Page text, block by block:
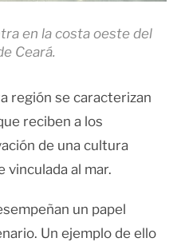
en la costa oeste del
Ceará.
región se caracterizan
reciben a los
de una cultura
al mar.
un papel
Un ejemplo de ello